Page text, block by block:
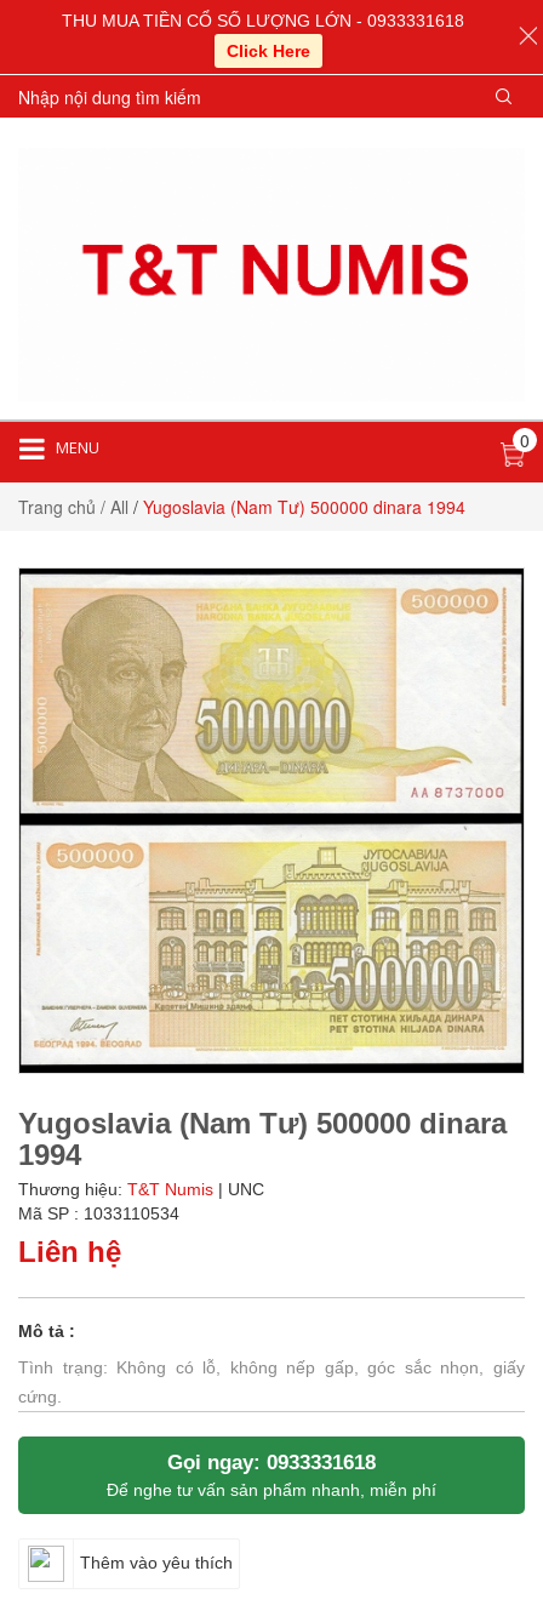
MENU 0
Trang chủ / All / Yugoslavia (Nam Tư) 500000 dinara 1994
Yugoslavia (Nam Tư) 500000 dinara
1994
Thương hiệu: T&T Numis | UNC
Mã SP : 1033110534
Liên hệ
Mô tả :
Tình trạng: Không có lỗ, không nếp gấp, góc sắc nhọn, giấy
cứng.
Gọi ngay: 0933331618
Để nghe tư vấn sản phẩm nhanh, miễn phí
Thêm vào yêu thích
THU MUA TIỀN CỔ SỐ LƯỢNG LỚN - 0933331618
Click Here